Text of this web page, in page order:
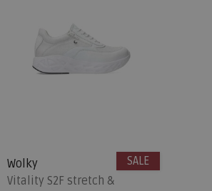
Wolky
Vitality S2F stretch &
SALE